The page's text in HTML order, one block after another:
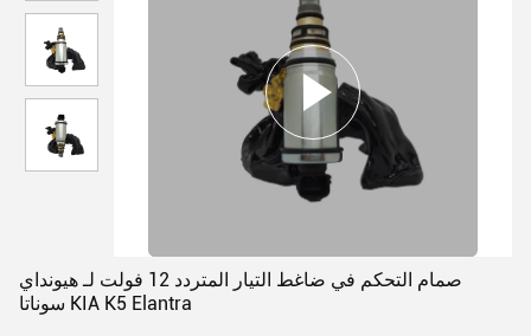
صمام التحكم في ضاغط التيار المتردد 12 فولت لـ هيونداي
سوناتا KIA K5 Elantra